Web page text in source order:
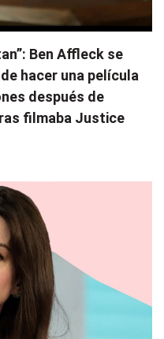
Ben Affleck se
hacer una película
después de
filmaba Justice